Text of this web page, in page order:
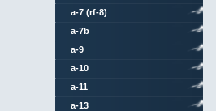
a-7 (rf-8)
a-7b
a-9
a-10
a-11
a-13